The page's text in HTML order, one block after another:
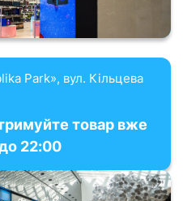
Park», вул. Кільцева
товар вже
22:00